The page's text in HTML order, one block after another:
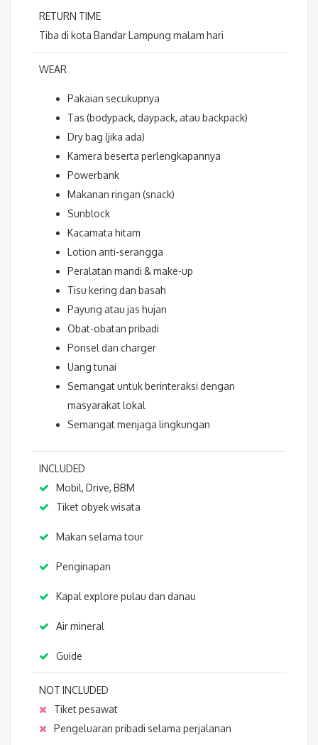
RETURN TIME
Tiba di kota Bandar Lampung malam hari
WEAR
Pakaian secukupnya
Tas (bodypack, daypack, atau backpack)
Dry bag (jika ada)
Kamera beserta perlengkapannya
Powerbank
Makanan ringan (snack)
Sunblock
Kacamata hitam
Lotion anti-serangga
Peralatan mandi & make-up
Tisu kering dan basah
Payung atau jas hujan
Obat-obatan pribadi
Ponsel dan charger
Uang tunai
Semangat untuk berinteraksi dengan
masyarakat lokal
Semangat menjaga lingkungan
INCLUDED
Mobil, Drive, BBM
Tiket obyek wisata
Makan selama tour
Penginapan
Kapal explore pulau dan danau
Air mineral
Guide
NOT INCLUDED
Tiket pesawat
Pengeluaran pribadi selama perjalanan